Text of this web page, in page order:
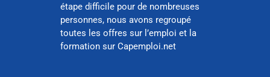
étape difficile pour de nombreuses
personnes, nous avons regroupé
toutes les offres sur l’emploi et la
formation sur Capemploi.net